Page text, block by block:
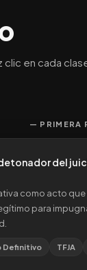
en cada
— PRIMERA
del
como acto
para
Definitivo TFJA